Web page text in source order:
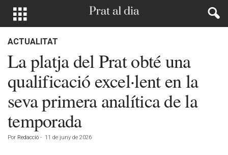
ACTUALITAT
La platja del Prat obté una
qualificació excel·lent en la
seva primera analítica de la
temporada
Por Redacció - 11 de juny de 2026